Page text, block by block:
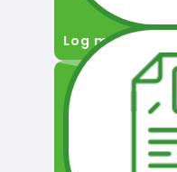
Log masuk